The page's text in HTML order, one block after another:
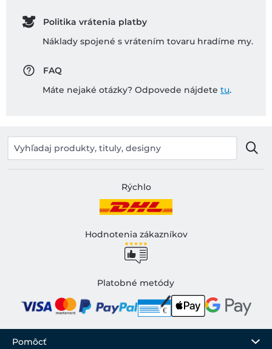
Politika vrátenia platby
Náklady spojené s vrátením tovaru hradíme my.
FAQ
Máte nejaké otázky? Odpovede nájdete tu.
Rýchlo
Hodnotenia zákazníkov
Platobné metódy
Pomôcť